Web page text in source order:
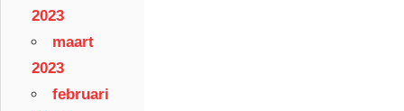
2023
maart
2023
februari